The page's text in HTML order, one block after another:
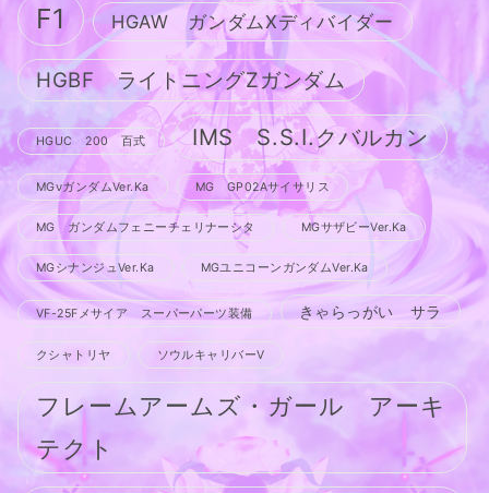
F1 HGAW ガンダムXディバイダー
HGBF ライトニングZガンダム
HGUC 200 百式 IMS S.S.I.クバルカン
MGνガンダムVer.Ka MG GP02Aサイサリス
MG ガンダムフェニーチェリナーシタ MGサザビーVer.Ka
MGシナンジュVer.Ka MGユニコーンガンダムVer.Ka
VF-25Fメサイア スーパーパーツ装備 きゃらっがい サラ
クシャトリヤ ソウルキャリバーV
フレームアームズ・ガール アーキ
テクト